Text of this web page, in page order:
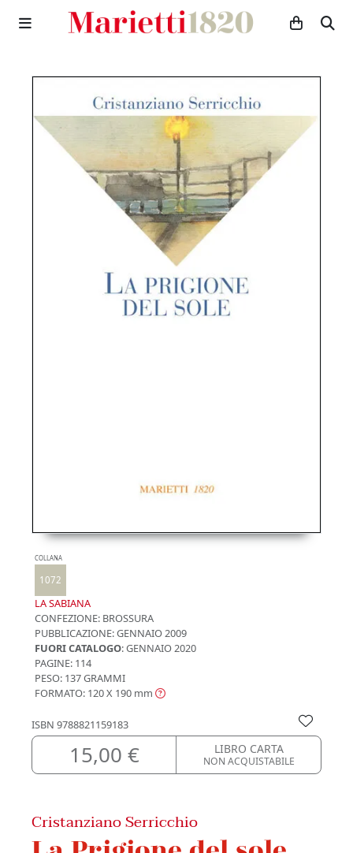
COLLANA
1072
LA SABIANA
CONFEZIONE: BROSSURA
PUBBLICAZIONE:GENNAIO 2009
FUORI CATALOGO: GENNAIO 2020
PAGINE: 114
PESO: 137 GRAMMI
FORMATO: 120 X 190 mm
ISBN 9788821159183
15,00 € LIBRO CARTA
NON ACQUISTABILE
Cristanziano Serricchio